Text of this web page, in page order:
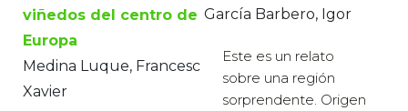
viñedos del centro de
Europa
Medina Luque, Francesc
Xavier
García Barbero, Igor
Este es un relato
sobre una región
sorprendente. Origen